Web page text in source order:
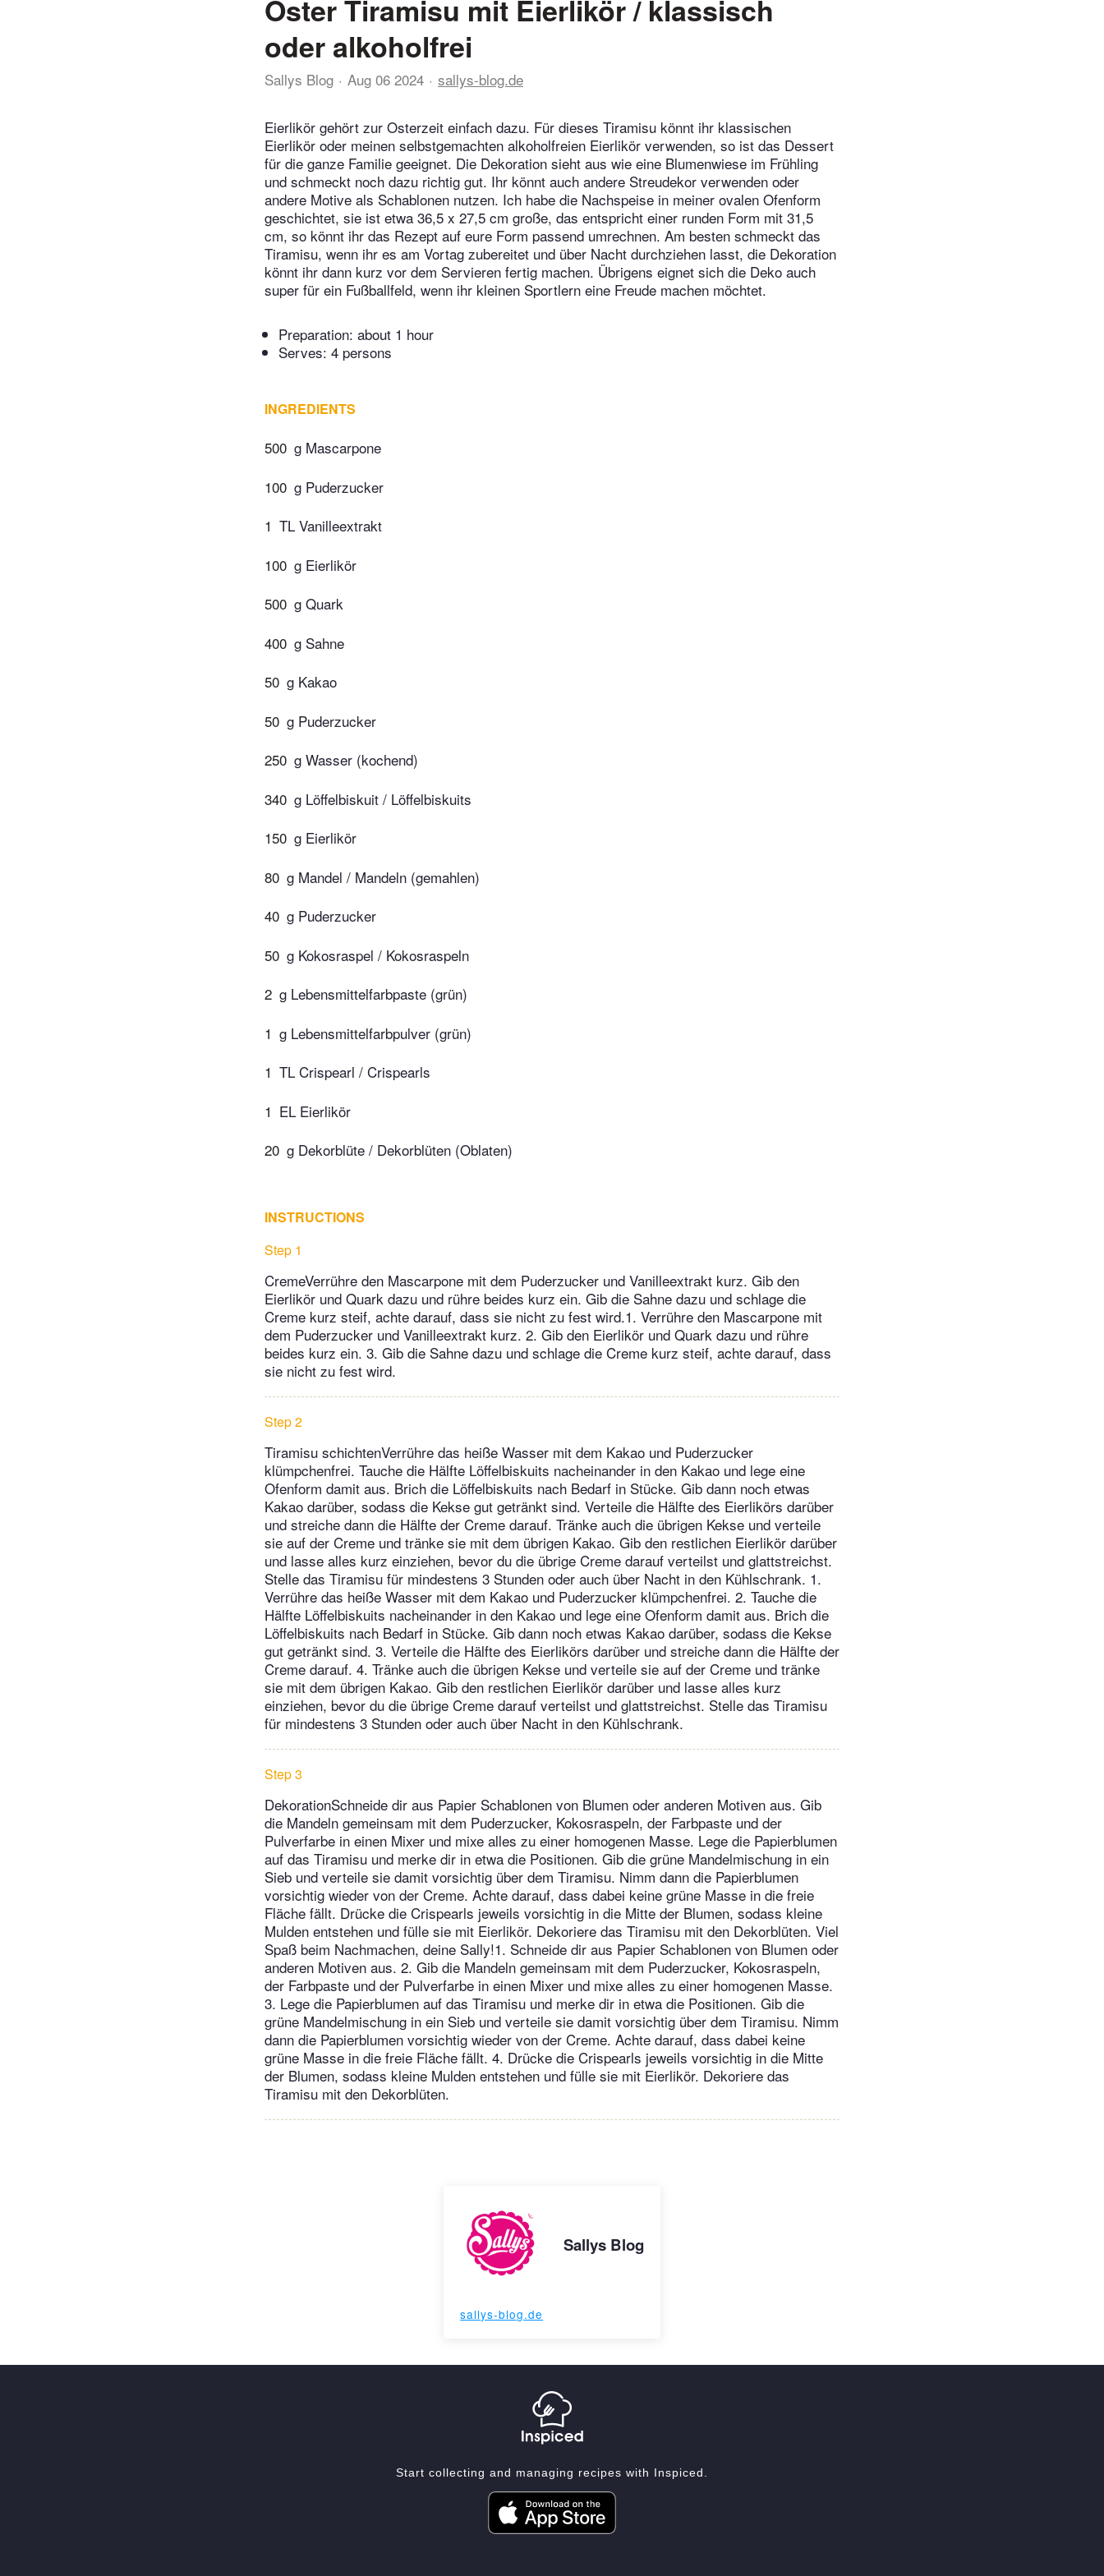
Oster Tiramisu mit Eierlikör / klassisch
oder alkoholfrei
Sallys Blog Aug 06 2024 sallys-blog.de
Eierlikör gehört zur Osterzeit einfach dazu. Für dieses Tiramisu könnt ihr klassischen
Eierlikör oder meinen selbstgemachten alkoholfreien Eierlikör verwenden, so ist das Dessert
für die ganze Familie geeignet. Die Dekoration sieht aus wie eine Blumenwiese im Frühling
und schmeckt noch dazu richtig gut. Ihr könnt auch andere Streudekor verwenden oder
andere Motive als Schablonen nutzen. Ich habe die Nachspeise in meiner ovalen Ofenform
geschichtet, sie ist etwa 36,5 x 27,5 cm große, das entspricht einer runden Form mit 31,5
cm, so könnt ihr das Rezept auf eure Form passend umrechnen. Am besten schmeckt das
Tiramisu, wenn ihr es am Vortag zubereitet und über Nacht durchziehen lasst, die Dekoration
könnt ihr dann kurz vor dem Servieren fertig machen. Übrigens eignet sich die Deko auch
super für ein Fußballfeld, wenn ihr kleinen Sportlern eine Freude machen möchtet.
Preparation: about 1 hour
Serves: 4 persons
INGREDIENTS
500 g Mascarpone
100 g Puderzucker
1 TL Vanilleextrakt
100 g Eierlikör
500 g Quark
400 g Sahne
50 g Kakao
50 g Puderzucker
250 g Wasser (kochend)
340 g Löffelbiskuit / Löffelbiskuits
150 g Eierlikör
80 g Mandel / Mandeln (gemahlen)
40 g Puderzucker
50 g Kokosraspel / Kokosraspeln
2 g Lebensmittelfarbpaste (grün)
1 g Lebensmittelfarbpulver (grün)
1 TL Crispearl / Crispearls
1 EL Eierlikör
20 g Dekorblüte / Dekorblüten (Oblaten)
INSTRUCTIONS
Step 1
CremeVerrühre den Mascarpone mit dem Puderzucker und Vanilleextrakt kurz. Gib den
Eierlikör und Quark dazu und rühre beides kurz ein. Gib die Sahne dazu und schlage die
Creme kurz steif, achte darauf, dass sie nicht zu fest wird.1. Verrühre den Mascarpone mit
dem Puderzucker und Vanilleextrakt kurz. 2. Gib den Eierlikör und Quark dazu und rühre
beides kurz ein. 3. Gib die Sahne dazu und schlage die Creme kurz steif, achte darauf, dass
sie nicht zu fest wird.
Step 2
Tiramisu schichtenVerrühre das heiße Wasser mit dem Kakao und Puderzucker
klümpchenfrei. Tauche die Hälfte Löffelbiskuits nacheinander in den Kakao und lege eine
Ofenform damit aus. Brich die Löffelbiskuits nach Bedarf in Stücke. Gib dann noch etwas
Kakao darüber, sodass die Kekse gut getränkt sind. Verteile die Hälfte des Eierlikörs darüber
und streiche dann die Hälfte der Creme darauf. Tränke auch die übrigen Kekse und verteile
sie auf der Creme und tränke sie mit dem übrigen Kakao. Gib den restlichen Eierlikör darüber
und lasse alles kurz einziehen, bevor du die übrige Creme darauf verteilst und glattstreichst.
Stelle das Tiramisu für mindestens 3 Stunden oder auch über Nacht in den Kühlschrank. 1.
Verrühre das heiße Wasser mit dem Kakao und Puderzucker klümpchenfrei. 2. Tauche die
Hälfte Löffelbiskuits nacheinander in den Kakao und lege eine Ofenform damit aus. Brich die
Löffelbiskuits nach Bedarf in Stücke. Gib dann noch etwas Kakao darüber, sodass die Kekse
gut getränkt sind. 3. Verteile die Hälfte des Eierlikörs darüber und streiche dann die Hälfte der
Creme darauf. 4. Tränke auch die übrigen Kekse und verteile sie auf der Creme und tränke
sie mit dem übrigen Kakao. Gib den restlichen Eierlikör darüber und lasse alles kurz
einziehen, bevor du die übrige Creme darauf verteilst und glattstreichst. Stelle das Tiramisu
für mindestens 3 Stunden oder auch über Nacht in den Kühlschrank.
Step 3
DekorationSchneide dir aus Papier Schablonen von Blumen oder anderen Motiven aus. Gib
die Mandeln gemeinsam mit dem Puderzucker, Kokosraspeln, der Farbpaste und der
Pulverfarbe in einen Mixer und mixe alles zu einer homogenen Masse. Lege die Papierblumen
auf das Tiramisu und merke dir in etwa die Positionen. Gib die grüne Mandelmischung in ein
Sieb und verteile sie damit vorsichtig über dem Tiramisu. Nimm dann die Papierblumen
vorsichtig wieder von der Creme. Achte darauf, dass dabei keine grüne Masse in die freie
Fläche fällt. Drücke die Crispearls jeweils vorsichtig in die Mitte der Blumen, sodass kleine
Mulden entstehen und fülle sie mit Eierlikör. Dekoriere das Tiramisu mit den Dekorblüten. Viel
Spaß beim Nachmachen, deine Sally!1. Schneide dir aus Papier Schablonen von Blumen oder
anderen Motiven aus. 2. Gib die Mandeln gemeinsam mit dem Puderzucker, Kokosraspeln,
der Farbpaste und der Pulverfarbe in einen Mixer und mixe alles zu einer homogenen Masse.
3. Lege die Papierblumen auf das Tiramisu und merke dir in etwa die Positionen. Gib die
grüne Mandelmischung in ein Sieb und verteile sie damit vorsichtig über dem Tiramisu. Nimm
dann die Papierblumen vorsichtig wieder von der Creme. Achte darauf, dass dabei keine
grüne Masse in die freie Fläche fällt. 4. Drücke die Crispearls jeweils vorsichtig in die Mitte
der Blumen, sodass kleine Mulden entstehen und fülle sie mit Eierlikör. Dekoriere das
Tiramisu mit den Dekorblüten.
Sallys Blog
sallys-blog.de
Start collecting and managing recipes with Inspiced.